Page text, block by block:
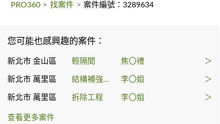
PRO360 > 找案件 > 案件編號：3289634
您可能也感興趣的案件：
新北市 金山區 輕隔間 焦〇禮 ＞
新北市 萬里區 結構補強工程 李〇姐 ＞
新北市 萬里區 拆除工程 李〇姐 ＞
查看更多案件